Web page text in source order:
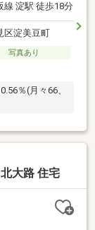
線 淀駅 徒歩18分
区淀美豆町
写真あり
％(月々66、
大路 住宅